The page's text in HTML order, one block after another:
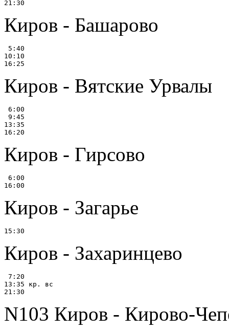
Киров - Башарово
5:40
10:10
Киров - Вятские Урвалы
6:00
9:45
13:35
Киров - Гирсово
6:00
Киров - Загарье
Киров - Захаринцево
7:20
13:35 кр. вс
N103 Киров - Кирово-